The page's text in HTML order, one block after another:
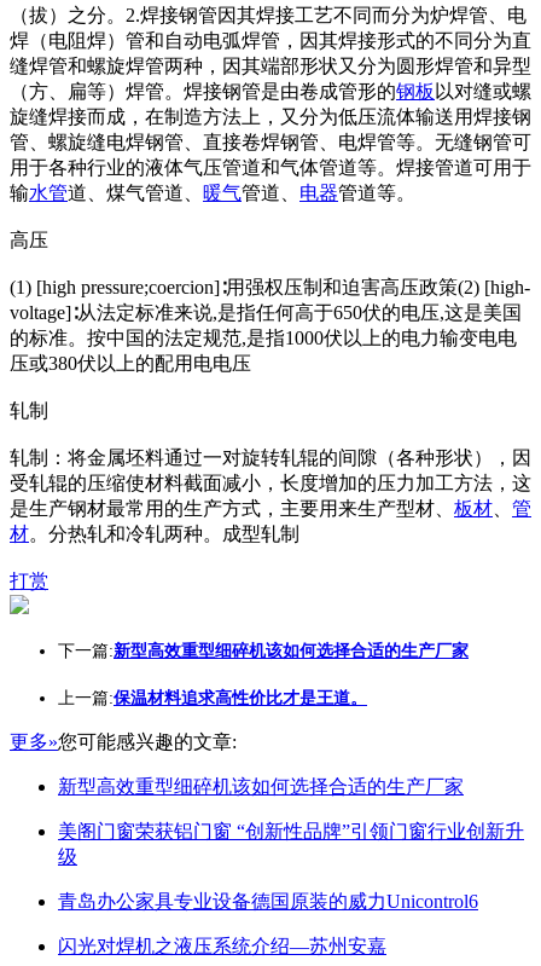
（拔）之分。2.焊接钢管因其焊接工艺不同而分为炉焊管、电
焊（电阻焊）管和自动电弧焊管，因其焊接形式的不同分为直
缝焊管和螺旋焊管两种，因其端部形状又分为圆形焊管和异型
（方、扁等）焊管。焊接钢管是由卷成管形的钢板 以对缝或螺
旋缝焊接而成，在制造方法上，又分为低压流体输送用焊接钢
管、螺旋缝电焊钢管、直接卷焊钢管、电焊管等。无缝钢管可
用于各种行业的液体气压管道和气体管道等。焊接管道可用于
输水管道、煤气管道、 暖气管道、 电器管道等。
高压
(1) [high pressure;coercion]∶用强权压制和迫害高压政策(2) [high-
voltage]∶从法定标准来说,是指任何高于650伏的电压,这是美国
的标准。按中国的法定规范,是指1000伏以上的电力输变电电
压或380伏以上的配用电电压
轧制
轧制：将金属坯料通过一对旋转轧辊的间隙（各种形状），因
受轧辊的压缩使材料截面减小，长度增加的压力加工方法，这
是生产钢材最常用的生产方式，主要用来生产型材、 板材
管
材。分热轧和冷轧两种。成型轧制
打赏
下一篇:新型高效重型细碎机该如何选择合适的生产厂家
上一篇:保温材料追求高性价比才是王道。
更多»您可能感兴趣的文章:
新型高效重型细碎机该如何选择合适的生产厂家
美阁门窗荣获铝门窗 “创新性品牌”引领门窗行业创新升
级
青岛办公家具专业设备德国原装的威力Unicontrol6
闪光对焊机之液压系统介绍—苏州安嘉